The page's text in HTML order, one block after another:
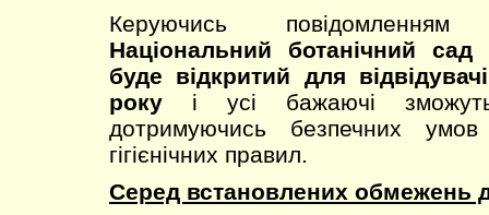
Керуючись повідомленням
Національний ботанічний
буде відкритий для
року і усі бажаючі
дотримуючись безпечних
гігієнічних правил.
Серед встановлених обмежень